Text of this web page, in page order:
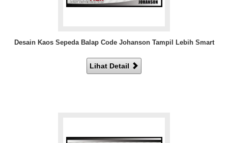
Desain Kaos Sepeda Balap Code Johanson Tampil Lebih Smart
Lihat Detail